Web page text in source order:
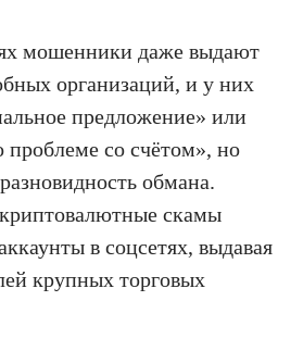
мошенники даже выдают
организаций, и у них
предложение» или
проблеме со счётом», но
обмана.
скамы
в соцсетях, выдавая
крупных торговых